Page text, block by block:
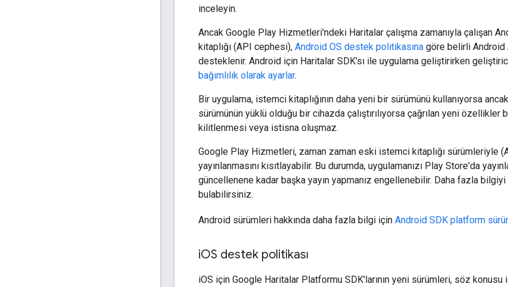
inceleyin.
Ancak Google Play Hizmetleri'ndeki Haritalar çalışma zamanıyla çalışan
kitaplığı (API cephesi), Android OS destek politikasına göre belirli Android
desteklenir. Android için Haritalar SDK'sı ile uygulama geliştirirken
bağımlılık olarak ayarlar.
Bir uygulama, istemci kitaplığının daha yeni bir sürümünü kullanıyorsa
sürümünün yüklü olduğu bir cihazda çalıştırılıyorsa çağrılan yeni özellikler
kilitlenmesi veya istisna oluşmaz.
Google Play Hizmetleri, zaman zaman eski istemci kitaplığı sürümleriyle
yayınlanmasını kısıtlayabilir. Bu durumda, uygulamanızı Play Store'da
güncellenene kadar başka yayın yapmanız engellenebilir. Daha fazla bilgiyi
bulabilirsiniz.
Android sürümleri hakkında daha fazla bilgi için Android SDK platform
iOS destek politikası
iOS için Google Haritalar Platformu SDK'larının yeni sürümleri, söz